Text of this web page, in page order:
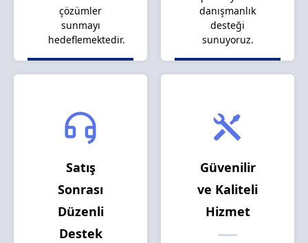
çözümler
sunmayı
hedeflemektedir.
danışmanlık
desteği
sunuyoruz.
Satış
Sonrası
Düzenli
Destek
Güvenilir
ve Kaliteli
Hizmet